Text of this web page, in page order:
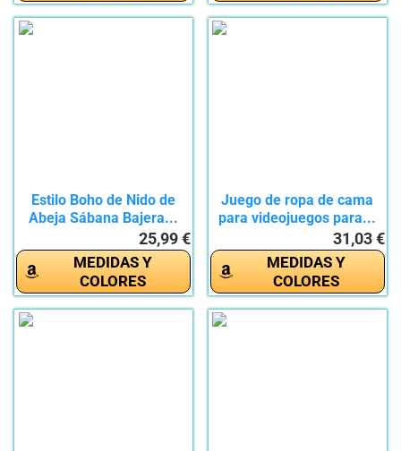
Estilo Boho de Nido de
Abeja Sábana Bajera...
25,99 €
MEDIDAS Y
COLORES
Juego de ropa de cama
para videojuegos para...
31,03 €
MEDIDAS Y
COLORES